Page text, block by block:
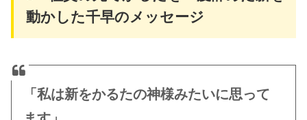
動かした千早のメッセージ
「私は新をかるたの神様みたいに思って